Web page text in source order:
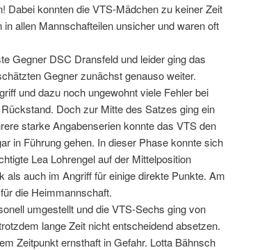
Dabei konnten die VTS-Mädchen zu keiner Zeit
allen Mannschafteilen unsicher und waren oft
Gegner DSC Dransfeld und leider ging das
Gegner zunächst genauso weiter.
und dazu noch ungewohnt viele Fehler bei
Doch zur Mitte des Satzes ging ein
starke Angabenserien konnte das VTS den
in Führung gehen. In dieser Phase konnte sich
Lea Lohrengel auf der Mittelposition
auch im Angriff für einige direkte Punkte. Am
die Heimmannschaft.
umgestellt und die VTS-Sechs ging von
lange Zeit nicht entscheidend absetzen.
Zeitpunkt ernsthaft in Gefahr. Lotta Bähnsch